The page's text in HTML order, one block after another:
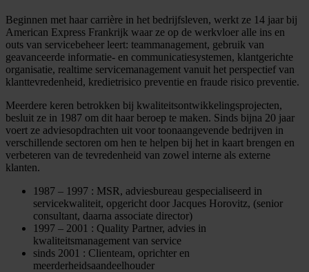
Beginnen met haar carrière in het bedrijfsleven, werkt ze 14 jaar bij
American Express Frankrijk waar ze op de werkvloer alle ins en
outs van servicebeheer leert: teammanagement, gebruik van
geavanceerde informatie- en communicatiesystemen, klantgerichte
organisatie, realtime servicemanagement vanuit het perspectief van
klanttevredenheid, kredietrisico preventie en fraude risico preventie.
Meerdere keren betrokken bij kwaliteitsontwikkelingsprojecten,
besluit ze in 1987 om dit haar beroep te maken. Sinds bijna 20 jaar
voert ze adviesopdrachten uit voor toonaangevende bedrijven in
verschillende sectoren om hen te helpen bij het in kaart brengen en
verbeteren van de tevredenheid van zowel interne als externe
klanten.
1987 – 1997 : MSR, adviesbureau gespecialiseerd in
servicekwaliteit, opgericht door Jacques Horovitz, (senior
consultant, daarna associate director)
1997 – 2001 : Quality Partner, advies in
kwaliteitsmanagement van service
sinds 2001 : Clienteam, oprichter en
meerderheidsaandeelhouder